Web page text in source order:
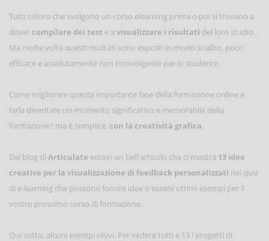
Tutti coloro che svolgono un corso elearning prima o poi si trovano a
dover compilare dei test e a visualizzare i risultati del loro studio.
Ma molte volte questi risultati sono esposti in modo scialbo, poco
efficace e assolutamente non coinvolgente per lo studente.
Come migliorare questa importante fase della formazione online e
farla diventare un momento significativo e memorabile della
formazione? ma è semplice, con la creatività grafica.
Dal blog di Articulate eccovi un bell'articolo che ci mostra 13 idee
creative per la visualizzazione di feedback personalizzati nei quiz
di e-learning che possono fornire idee o essere ottimi esempi per il
vostro prossimo corso di formazione.
Qui sotto, alcuni esempi visivi. Per vedere tutti e 13 i progetti di